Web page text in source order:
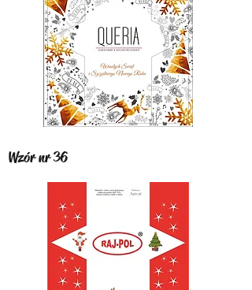
Wzór nr 36